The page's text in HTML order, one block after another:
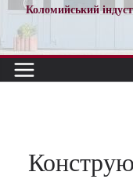
Коломийський